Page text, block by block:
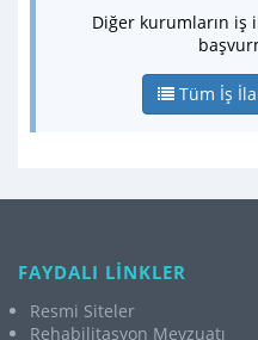
Diğer kurumların iş
Tüm İş
FAYDALI LİNKLER
Resmi Siteler
Rehabilitasyon Mevzuatı